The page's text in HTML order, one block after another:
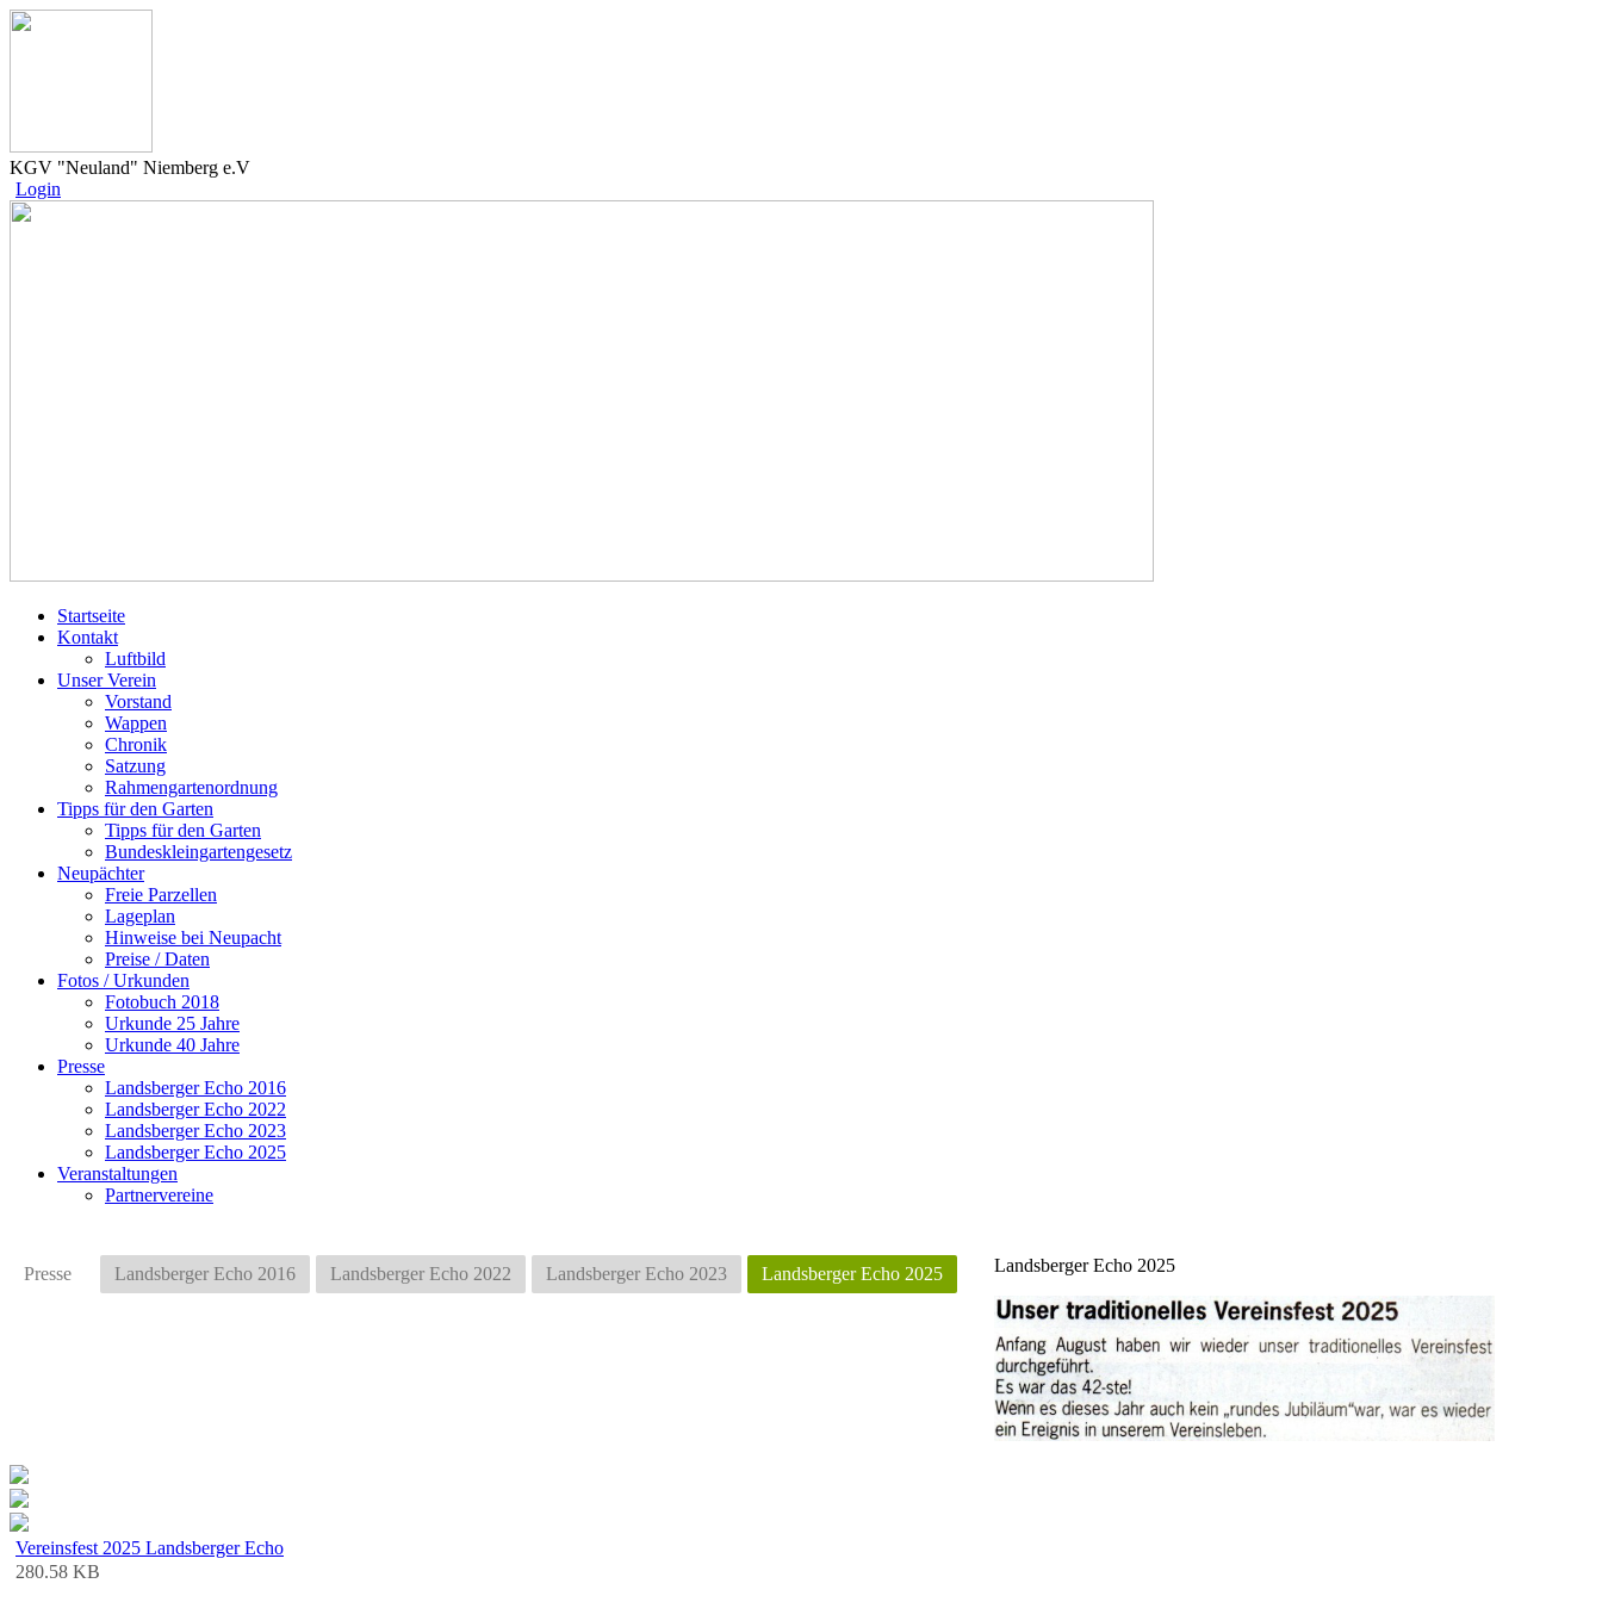
KGV "Neuland" Niemberg e.V
Login
Startseite
Kontakt
Luftbild
Unser Verein
Vorstand
Wappen
Chronik
Satzung
Rahmengartenordnung
Tipps für den Garten
Tipps für den Garten
Bundeskleingartengesetz
Neupächter
Freie Parzellen
Lageplan
Hinweise bei Neupacht
Preise / Daten
Fotos / Urkunden
Fotobuch 2018
Urkunde 25 Jahre
Urkunde 40 Jahre
Presse
Landsberger Echo 2016
Landsberger Echo 2022
Landsberger Echo 2023
Landsberger Echo 2025
Veranstaltungen
Partnervereine
Presse Landsberger Echo 2016 Landsberger Echo 2022 Landsberger Echo 2023 Landsberger Echo 2025 Landsberger Echo 2025
Vereinsfest 2025 Landsberger Echo
280.58 KB